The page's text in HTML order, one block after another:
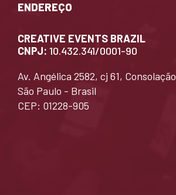
ENDEREÇO
CREATIVE EVENTS BRAZIL
CNPJ: 10.432.341/0001-90
Av. Angélica 2582, cj 61, Consolação
São Paulo - Brasil
CEP: 01228-905